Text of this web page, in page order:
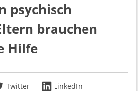
psychisch
brauchen
Hilfe
Twitter LinkedIn